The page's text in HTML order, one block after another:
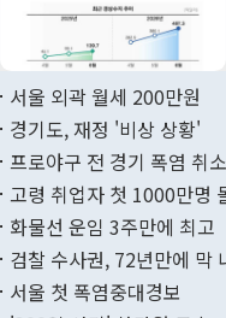
서울 외곽 월세 200만원
경기도, 재정 '비상 상황'
프로야구 전 경기 폭염 취소
고령 취업자 첫 1000만명
화물선 운임 3주만에 최고
검찰 수사권, 72년만에 막
서울 첫 폭염중대경보